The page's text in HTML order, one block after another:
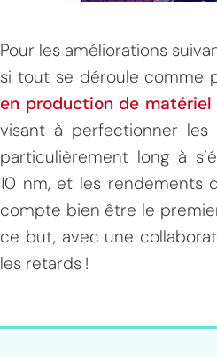
Pour les améliorations
si tout se déroule comme
en production de matériel
visant à perfectionner
particulièrement long à
10 nm, et les rendements
compte bien être le
ce but, avec une
les retards !